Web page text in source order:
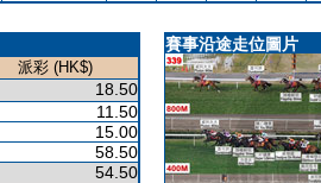
派彩 (HK$)
18.50
11.50
15.00
58.50
54.50
賽事沿途走位圖片